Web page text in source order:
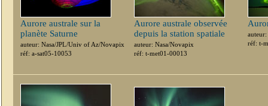
Aurore australe sur la
planète Saturne
auteur: Nasa/JPL/Univ of Az/Novapix
réf: a-sat05-10053
Aurore australe observée
depuis la station spatiale
auteur: Nasa/Novapix
réf: t-met01-00013
réf: t-